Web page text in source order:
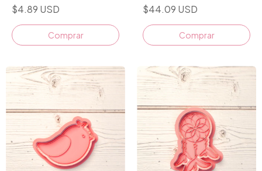
$4.89 USD
Comprar
$44.09 USD
Comprar